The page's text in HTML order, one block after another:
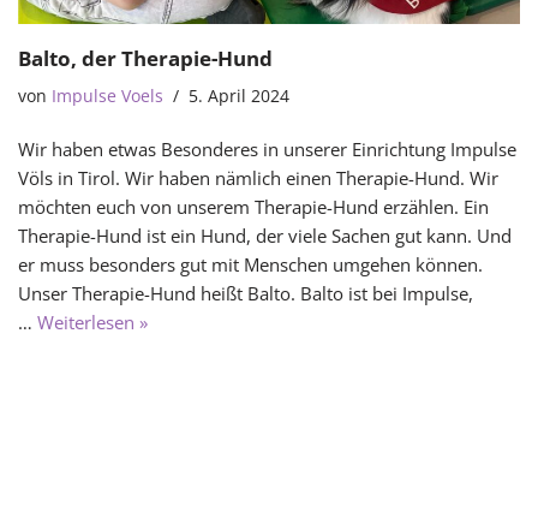
Balto, der Therapie-Hund
von Impulse Voels 5. April 2024
Wir haben etwas Besonderes in unserer Einrichtung Impulse
Völs in Tirol. Wir haben nämlich einen Therapie-Hund. Wir
möchten euch von unserem Therapie-Hund erzählen. Ein
Therapie-Hund ist ein Hund, der viele Sachen gut kann. Und
er muss besonders gut mit Menschen umgehen können.
Unser Therapie-Hund heißt Balto. Balto ist bei Impulse,
… Weiterlesen »